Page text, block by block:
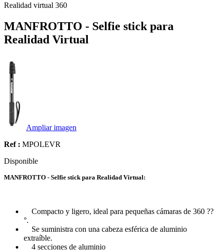
Realidad virtual 360
MANFROTTO - Selfie stick para
Realidad Virtual
Ampliar imagen
Ref : MPOLEVR
Disponible
MANFROTTO - Selfie stick para Realidad Virtual:
Compacto y ligero, ideal para pequeñas cámaras de 360 ??
°.
Se suministra con una cabeza esférica de aluminio
extraíble.
4 secciones de aluminio